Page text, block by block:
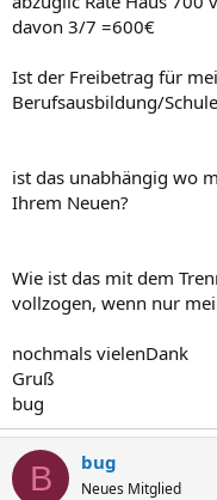
davon 3/7 =600€
Ist der Freibetrag für
Berufsausbildung/Schule
ist das unabhängig wo
Ihrem Neuen?
Wie ist das mit dem
vollzogen, wenn nur
nochmals vielenDank
Gruß
bug
B bug
Neues Mitglied